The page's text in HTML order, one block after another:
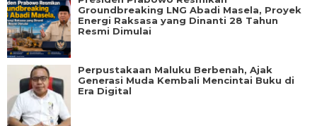
Groundbreaking LNG Abadi Masela, Proyek
Energi Raksasa yang Dinanti 28 Tahun
Resmi Dimulai
Perpustakaan Maluku Berbenah, Ajak
Generasi Muda Kembali Mencintai Buku di
Era Digital